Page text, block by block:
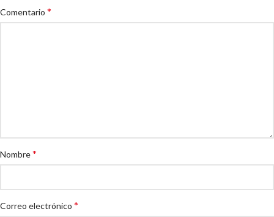
Comentario *
Nombre*
Correo electrónico *